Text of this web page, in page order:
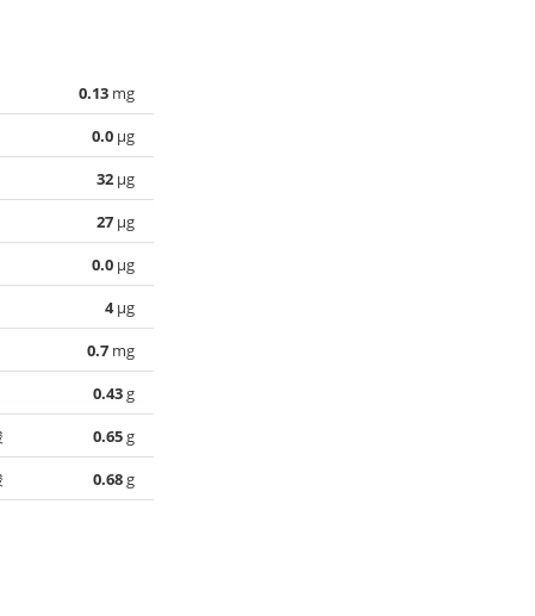
0.13 mg
0.0 µg
32 µg
27 µg
0.0 µg
4µg
0.7 mg
0.43g
0.65g
0.68g